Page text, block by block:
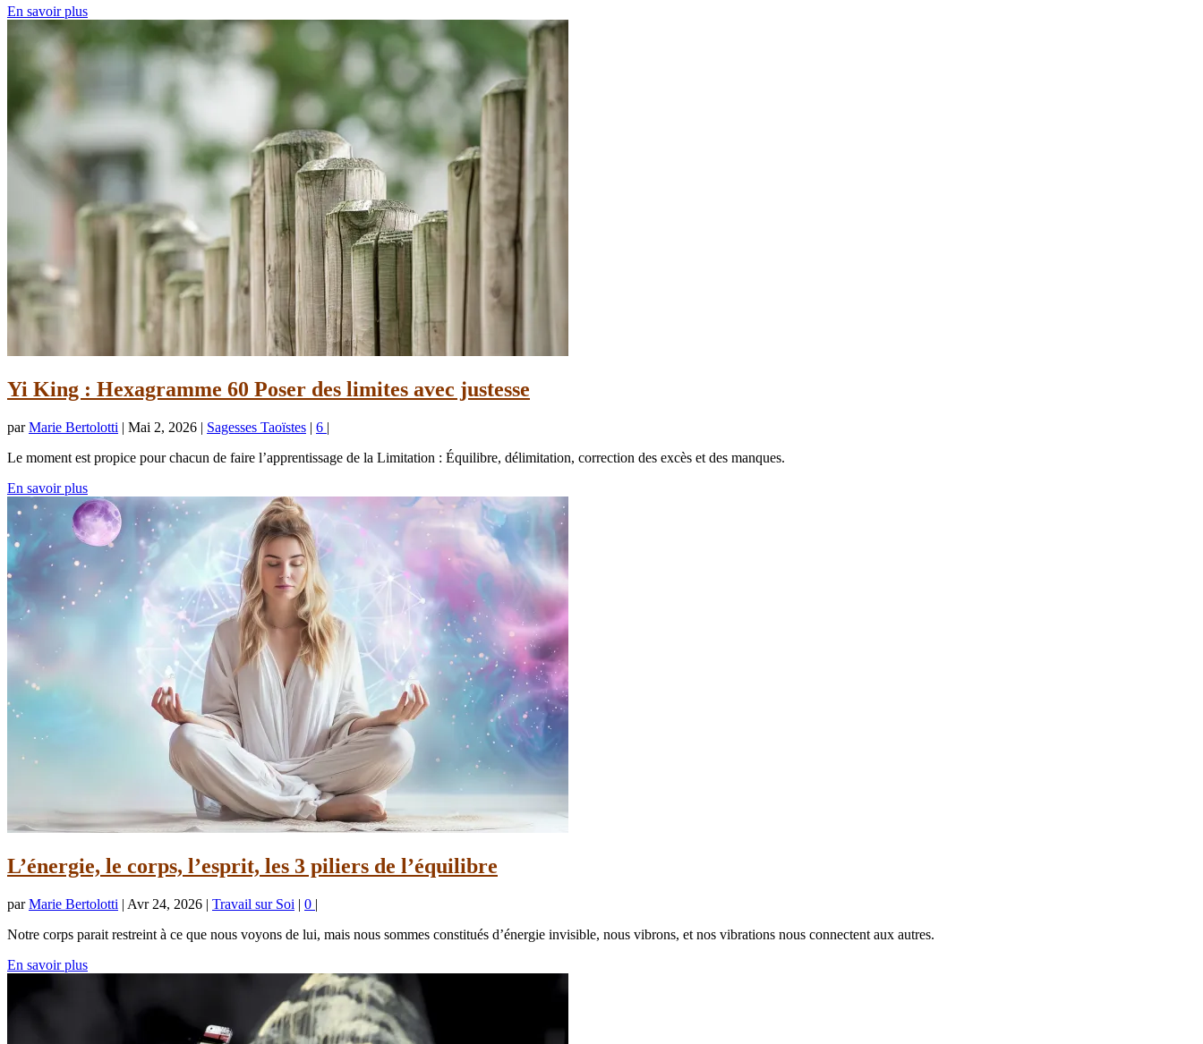
En savoir plus
Yi King : Hexagramme 60 Poser des limites avec justesse
parMarie Bertolotti | Mai 2, 2026 | Sagesses Taoïstes | 6 |
Le moment est propice pour chacun de faire l’apprentissage de la Limitation : Équilibre, délimitation, correction des excès et des manques.
En savoir plus
L’énergie, le corps, l’esprit, les 3 piliers de l’équilibre
parMarie Bertolotti | Avr 24, 2026 | Travail sur Soi | 0 |
Notre corps parait restreint à ce que nous voyons de lui, mais nous sommes constitués d’énergie invisible, nous vibrons, et nos vibrations nous connectent aux autres.
En savoir plus